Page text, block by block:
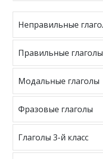
Неправильные
Правильные глаголы
Модальные глаголы
Фразовые глаголы
Глаголы 3-й класс